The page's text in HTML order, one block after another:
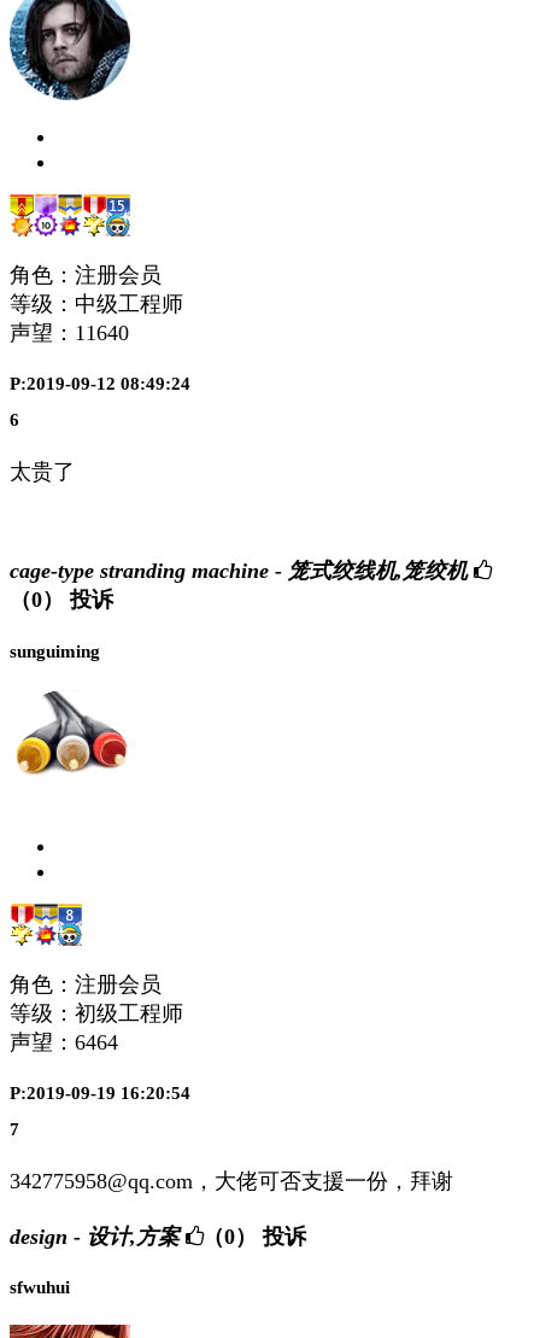
角色：注册会员
等级：中级工程师
声望： 11640
P:2019-09-12 08:49:24
6
太贵了
cage-type stranding machine - 笼式绞线机,笼绞机
（0）
投诉
sunguiming
角色：注册会员
等级：初级工程师
声望： 6464
P:2019-09-19 16:20:54
7
342775958@qq.com，大佬可否支援一份，拜谢
design - 设计,方案 （0） 投诉
sfwuhui